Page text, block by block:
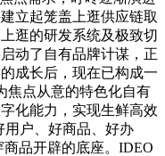
立起笼盖上逛供应链取
逛的研发系统及极致切
动了自有品牌计谋，正
成长后，现在已构成一
焦点从意的特色化自有
化能力，实现生鲜高效
用户、好商品、好办
品开辟的底座。IDEO